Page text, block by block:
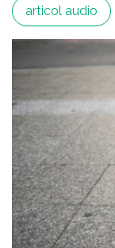
articol audio